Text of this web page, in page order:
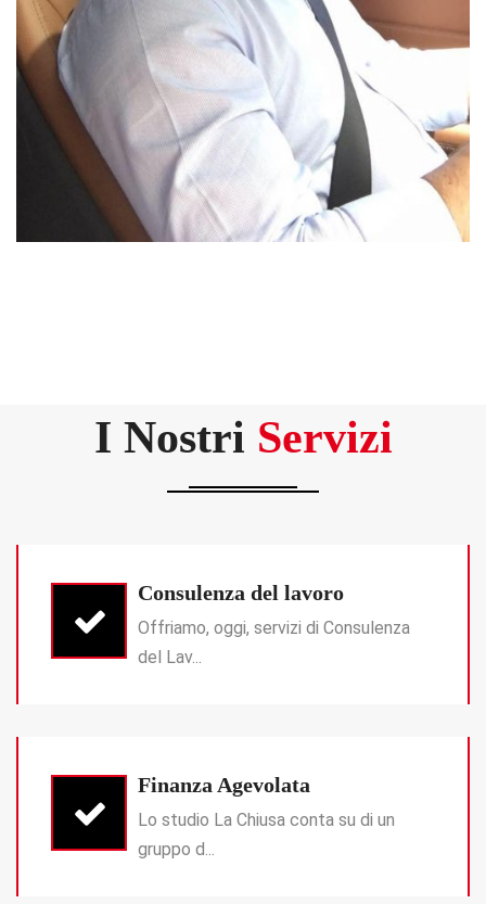
I Nostri Servizi
Consulenza del lavoro
Offriamo, oggi, servizi di Consulenza
del Lav...
Finanza Agevolata
Lo studio La Chiusa conta su di un
gruppo d...